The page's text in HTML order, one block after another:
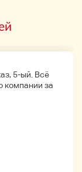
5-ый. Всё
компании за